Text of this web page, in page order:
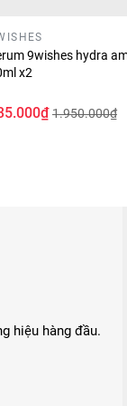
9wishes hydra
x2
1.950.000₫
hiệu hàng đầu.